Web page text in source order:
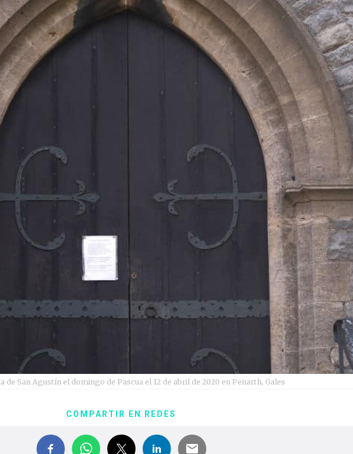
de San Agustín el domingo de Pascua el 12 de abril de 2020 en Penarth, Gales
COMPARTIR EN REDES